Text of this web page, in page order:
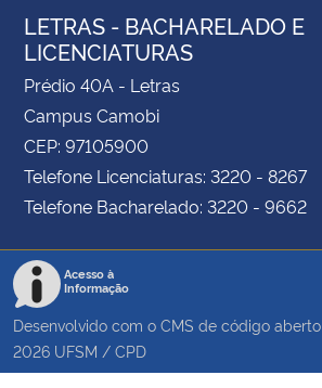
LETRAS - BACHARELADO E
LICENCIATURAS
Prédio 40A - Letras
Campus Camobi
CEP: 97105900
Telefone Licenciaturas: 3220 - 8267
Telefone Bacharelado: 3220 - 9662
Acesso à
Informação
Desenvolvido com o CMS de código aberto
2026 UFSM / CPD